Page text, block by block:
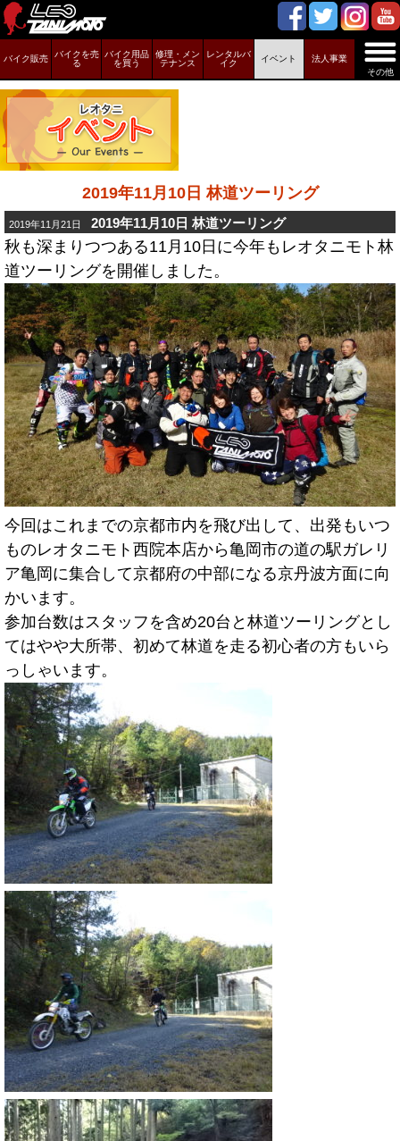
その他
バイク販売
バイクを売
る
バイク用品
を買う
修理・メン
テナンス
レンタルバ
イク
イベント 法人事業
2019年11月10日 林道ツーリング
2019年11月21日 2019年11月10日 林道ツーリング
秋も深まりつつある11月10日に今年もレオタニモト林
道ツーリングを開催しました。
今回はこれまでの京都市内を飛び出して、出発もいつ
ものレオタニモト西院本店から亀岡市の道の駅ガレリ
ア亀岡に集合して京都府の中部になる京丹波方面に向
かいます。
参加台数はスタッフを含め20台と林道ツーリングとし
てはやや大所帯、初めて林道を走る初心者の方もいら
っしゃいます。